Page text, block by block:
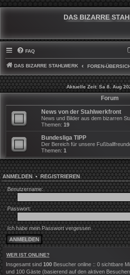
DAS BIZARRE
FAQ
DAS BIZARRE STAHLWERK FOREN-
Aktuelle Zeit: Sa 8. Aug
Forum
News von der Stahlwerkfront
News und Bilder aus dem bizarren
Themen: 19
Bundesliga TIPP
Der Bereich für unsere
Themen: 1
ANMELDEN•REGISTRIEREN
Benutzername:
Passwort:
Ich habe mein Passwort vergessen
WER IST ONLINE?
Insgesamt sind 100 Besucher online :: 0 sichtbare
und 100 Gäste (basierend auf den aktiven